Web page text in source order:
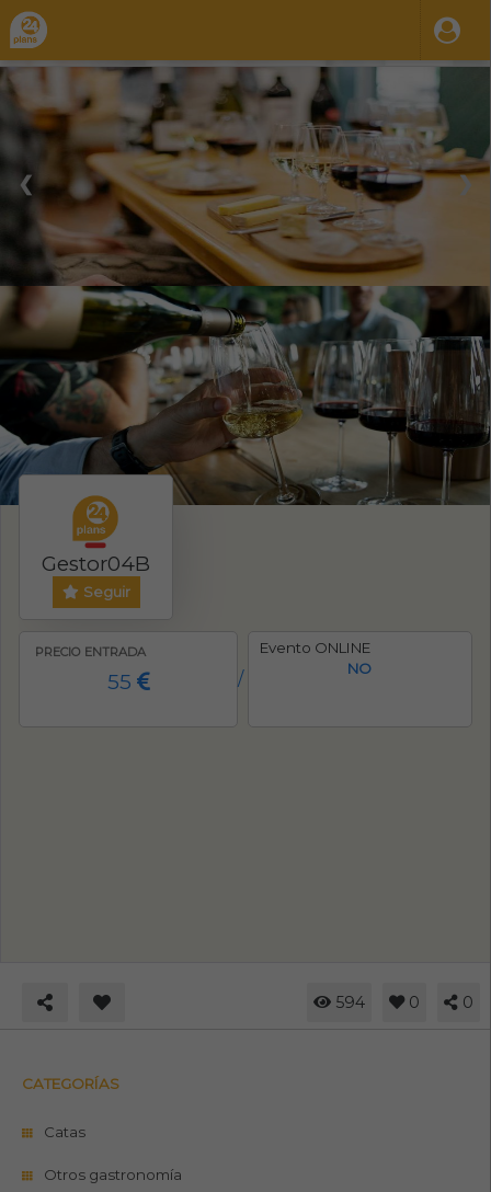
❮ ❯
28 Ago 202311:30 - 31 Dic 203518:30
Jue. Vie. Sab. Dom.
Bilbao: Cata de vinos y quesos de Rioja con un
sumiller
Organiza / Publica:
Gestor04B
Seguir
PRECIO ENTRADA
55 /
Evento ONLINE
NO
594 0 0
CATEGORÍAS
Catas
Otros gastronomía